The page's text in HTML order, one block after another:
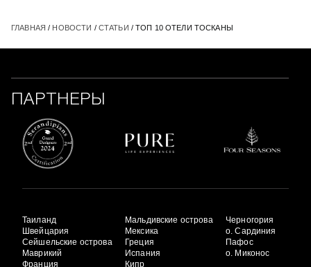
ГЛАВНАЯ / НОВОСТИ / СТАТЬИ / ТОП 10 ОТЕЛИ ТОСКАНЫ
ПАРТНЕРЫ
Таиланд
Швейцария
Сейшельские острова
Маврикий
Франция
Мальдивские острова
Мексика
Греция
Испания
Кипр
Черногория
о. Сардиния
Пафос
о. Миконос